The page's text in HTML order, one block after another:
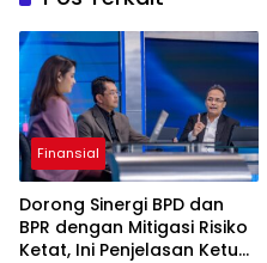
Finansial
Dorong Sinergi BPD dan
BPR dengan Mitigasi Risiko
Ketat, Ini Penjelasan Ketum